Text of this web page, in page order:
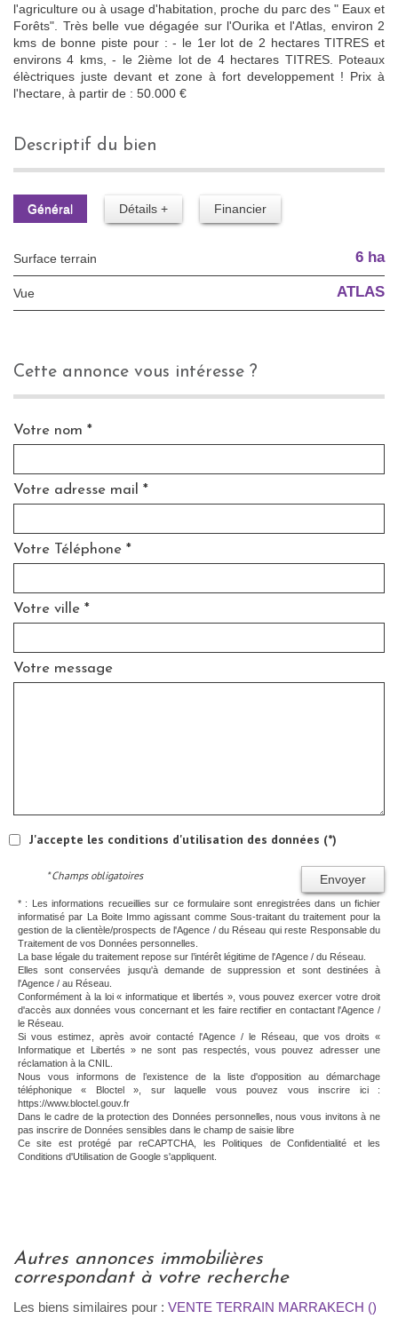
l'agriculture ou à usage d'habitation, proche du parc des " Eaux et
Forêts". Très belle vue dégagée sur l'Ourika et l'Atlas, environ 2
kms de bonne piste pour : - le 1er lot de 2 hectares TITRES et
environs 4 kms, - le 2ième lot de 4 hectares TITRES. Poteaux
élèctriques juste devant et zone à fort developpement ! Prix à
l'hectare, à partir de : 50.000 €
descriptif du bien
Général Détails + Financier
surface terrain 6 ha
Vue ATLAS
cette annonce vous intéresse ?
Votre nom *
Votre adresse mail *
Votre Téléphone *
Votre ville *
Votre message
J'accepte les conditions d'utilisation des données (*)
Envoyer
* Champs obligatoires
* : Les informations recueillies sur ce formulaire sont enregistrées dans un fichier
informatisé par La Boite Immo agissant comme Sous-traitant du traitement pour la
gestion de la clientèle/prospects de l'Agence / du Réseau qui reste Responsable du
Traitement de vos Données personnelles.
La base légale du traitement repose sur l’intérêt légitime de l'Agence / du Réseau.
Elles sont conservées jusqu'à demande de suppression et sont destinées à
l'Agence / au Réseau.
Conformément à la loi « informatique et libertés », vous pouvez exercer votre droit
d'accès aux données vous concernant et les faire rectifier en contactant l'Agence /
le Réseau.
Si vous estimez, après avoir contacté l'Agence / le Réseau, que vos droits «
Informatique et Libertés » ne sont pas respectés, vous pouvez adresser une
réclamation à la CNIL.
Nous vous informons de l’existence de la liste d'opposition au démarchage
téléphonique « Bloctel », sur laquelle vous pouvez vous inscrire ici :
https://www.bloctel.gouv.fr
Dans le cadre de la protection des Données personnelles, nous vous invitons à ne
pas inscrire de Données sensibles dans le champ de saisie libre
Ce site est protégé par reCAPTCHA, les Politiques de Confidentialité et les
Conditions d'Utilisation de Google s'appliquent.
autres annonces immobilières
correspondant à votre recherche
Les biens similaires pour : VENTE TERRAIN MARRAKECH ()